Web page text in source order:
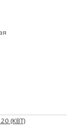
(КВТ)